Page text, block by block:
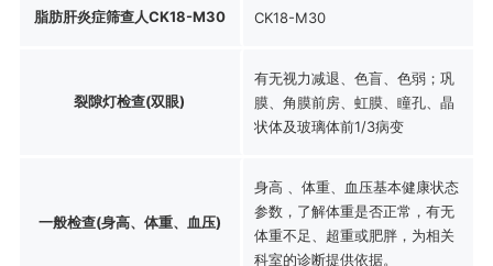
脂肪肝炎症筛查人CK18-M30 CK18-M30
裂隙灯检查(双眼)
有无视力减退、色盲、色弱；巩
膜、角膜前房、虹膜、瞳孔、晶
状体及玻璃体前1/3病变
一般检查(身高、体重、血压)
身高 、体重、血压基本健康状态
参数，了解体重是否正常，有无
体重不足、超重或肥胖，为相关
科室的诊断提供依据。